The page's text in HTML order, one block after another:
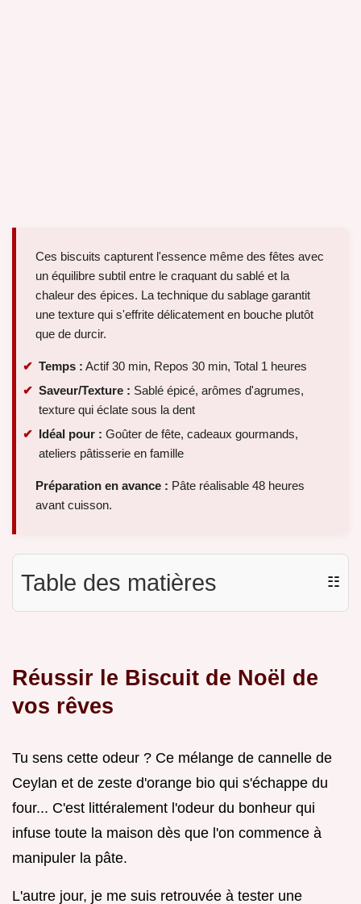
Ces biscuits capturent l'essence même des fêtes avec
un équilibre subtil entre le craquant du sablé et la
chaleur des épices. La technique du sablage garantit
une texture qui s'effrite délicatement en bouche plutôt
que de durcir.
Temps : Actif 30 min, Repos 30 min, Total 1 heures
Saveur/Texture : Sablé épicé, arômes d'agrumes,
texture qui éclate sous la dent
Idéal pour : Goûter de fête, cadeaux gourmands,
ateliers pâtisserie en famille
Préparation en avance : Pâte réalisable 48 heures
avant cuisson.
Table des matières ☷
Réussir le Biscuit de Noël de
vos rêves
Tu sens cette odeur ? Ce mélange de cannelle de
Ceylan et de zeste d'orange bio qui s'échappe du
four... C'est littéralement l'odeur du bonheur qui
infuse toute la maison dès que l'on commence à
manipuler la pâte.
L'autre jour, je me suis retrouvée à tester une